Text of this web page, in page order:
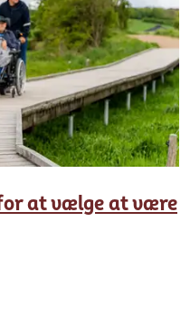
at vælge at være